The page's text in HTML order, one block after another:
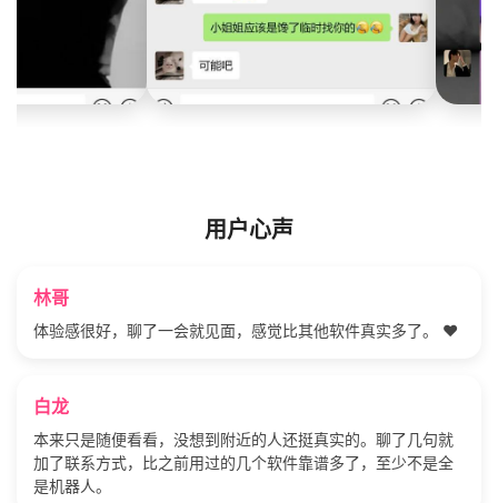
用户心声
林哥
体验感很好，聊了一会就见面，感觉比其他软件真实多了。 ❤️
白龙
本来只是随便看看，没想到附近的人还挺真实的。聊了几句就
加了联系方式，比之前用过的几个软件靠谱多了，至少不是全
是机器人。